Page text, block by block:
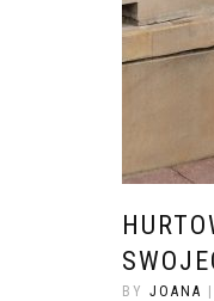
BY JOANA